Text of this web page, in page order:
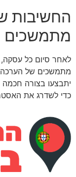
החשיבות
מתמשכים
לאחר סיום כל עסקה,
מתמשכים של הערכה
יתבצעו בצורה חכמה
כדי לשדרג את